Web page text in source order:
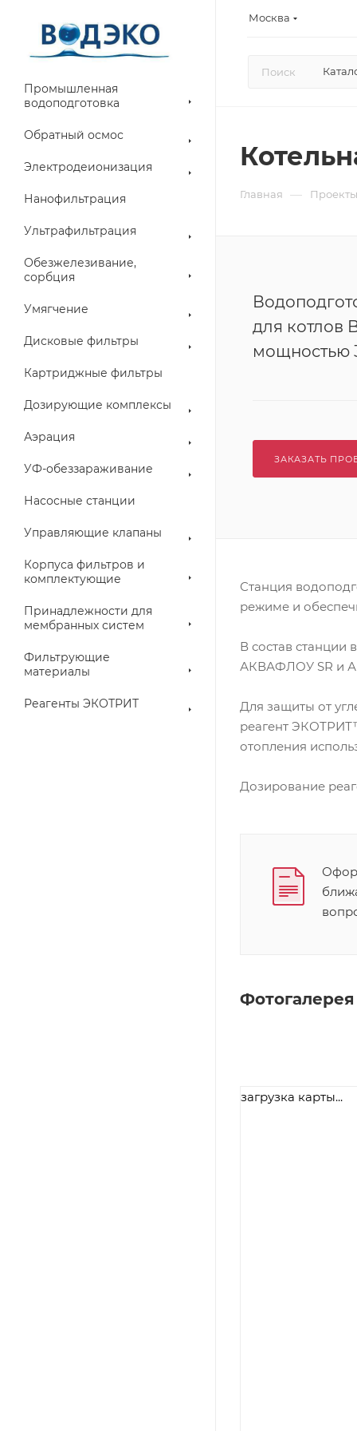
Москва
Промышленная
водоподготовка
Обратный осмос
Электродеионизация
Нанофильтрация
Ультрафильтрация
Обезжелезивание,
сорбция
Умягчение
Дисковые фильтры
Картриджные фильтры
Дозирующие комплексы
Аэрация
УФ-обеззараживание
Насосные станции
Управляющие клапаны
Корпуса фильтров и
комплектующие
Принадлежности для
мембранных систем
Фильтрующие
материалы
Реагенты ЭКОТРИТ
Главная — Проекты
для котлов
мощностью
ЗАКАЗАТЬ
Станция
режиме и
В состав станции
АКВАФЛОУ SR и
Для защиты от
реагент
отопления
Дозирование
Фотогалерея
загрузка карты...